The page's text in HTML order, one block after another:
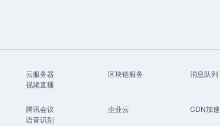
云服务器 区块链服务 消息队列
视频直播
腾讯会议 企业云 CDN加速
语音识别